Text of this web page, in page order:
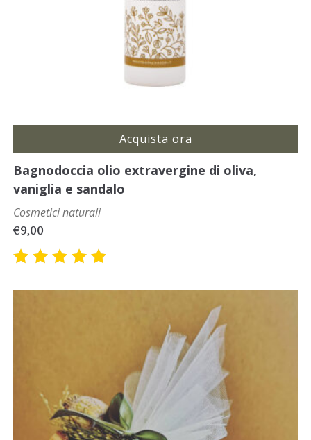
Acquista ora
Bagnodoccia olio extravergine di oliva,
vaniglia e sandalo
Cosmetici naturali
€9,00